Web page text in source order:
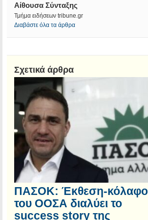
Αίθουσα Σύνταξης
Τμήμα ειδήσεων tribune.gr
Διαβάστε όλα τα άρθρα
Σχετικά άρθρα
ΠΑΣΟΚ: Έκθεση-
του ΟΟΣΑ διαλύει το
success story της